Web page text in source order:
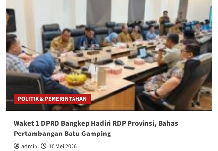
POLITIK & PEMERINTAHAN
Waket 1 DPRD Bangkep Hadiri RDP Provinsi, Bahas
Pertambangan Batu Gamping
admin 10 Mei 2026